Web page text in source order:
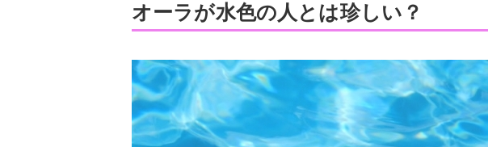
オーラが水色の人とは珍しい？